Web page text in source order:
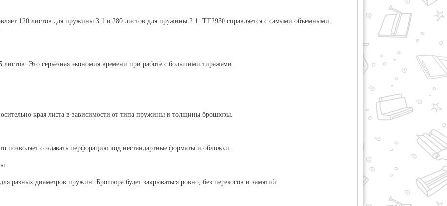
120 листов для пружины 3:1 и 280 листов для пружины 2:1. TT2930 справляется с самыми объёмными
листов. Это серьёзная экономия времени при работе с большими тиражами.
края листа в зависимости от типа пружины и толщины брошюры.
создавать перфорацию под нестандартные форматы и обложки.
разных диаметров пружин. Брошюра будет закрываться ровно, без перекосов и замятий.